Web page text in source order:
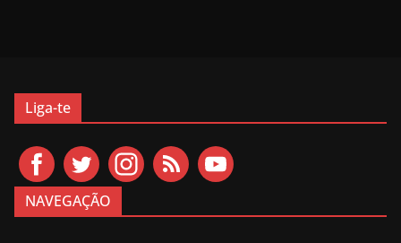
Liga-te
NAVEGAÇÃO